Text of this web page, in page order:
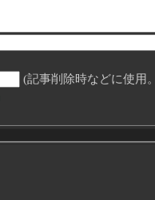
(記事削除時などに使用